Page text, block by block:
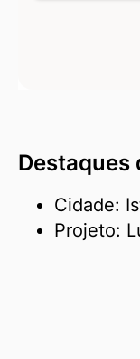
Destaques
Cidade:
Projeto: